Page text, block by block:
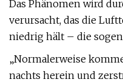
Das Phänomen wird
verursacht, das die
niedrig hält – die
„Normalerweise
nachts herein und